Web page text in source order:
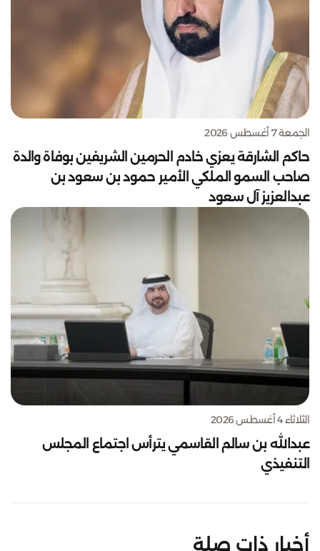
الجمعة 7 أغسطس 2026
حاكم الشارقة يعزي خادم الحرمين الشريفين بوفاة والدة
صاحب السمو الملكي الأمير حمود بن سعود بن
عبدالعزيز آل سعود
الثلاثاء 4 أغسطس 2026
عبدالله بن سالم القاسمي يترأس اجتماع المجلس
التنفيذي
أخبار ذات صلة